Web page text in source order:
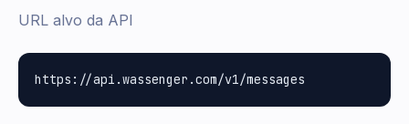
URL alvo da API